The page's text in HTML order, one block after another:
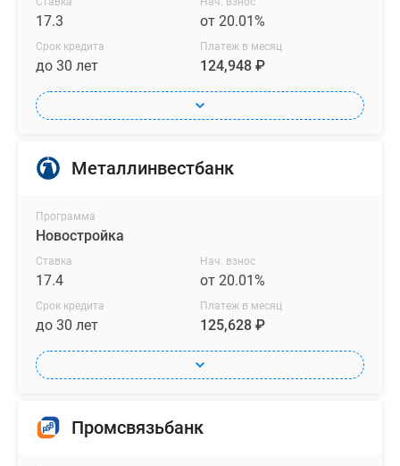
17.3 от 20.01%
Срок кредита
до 30 лет
Платеж в месяц
124,948 ₽
Металлинвестбанк
Программа
Новостройка
Ставка
17.4
Нач. взнос
от 20.01%
Срок кредита
до 30 лет
Платеж в месяц
125,628 ₽
Промсвязьбанк